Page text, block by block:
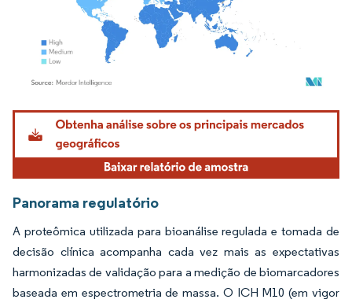
Imagem © Mordor Intelligence. O reuso requer atribuição conforme CC BY 4.0.
Panorama regulatório
A proteômica utilizada para bioanálise regulada e tomada de
decisão clínica acompanha cada vez mais as expectativas
harmonizadas de validação para a medição de biomarcadores
baseada em espectrometria de massa. O ICH M10 (em vigor